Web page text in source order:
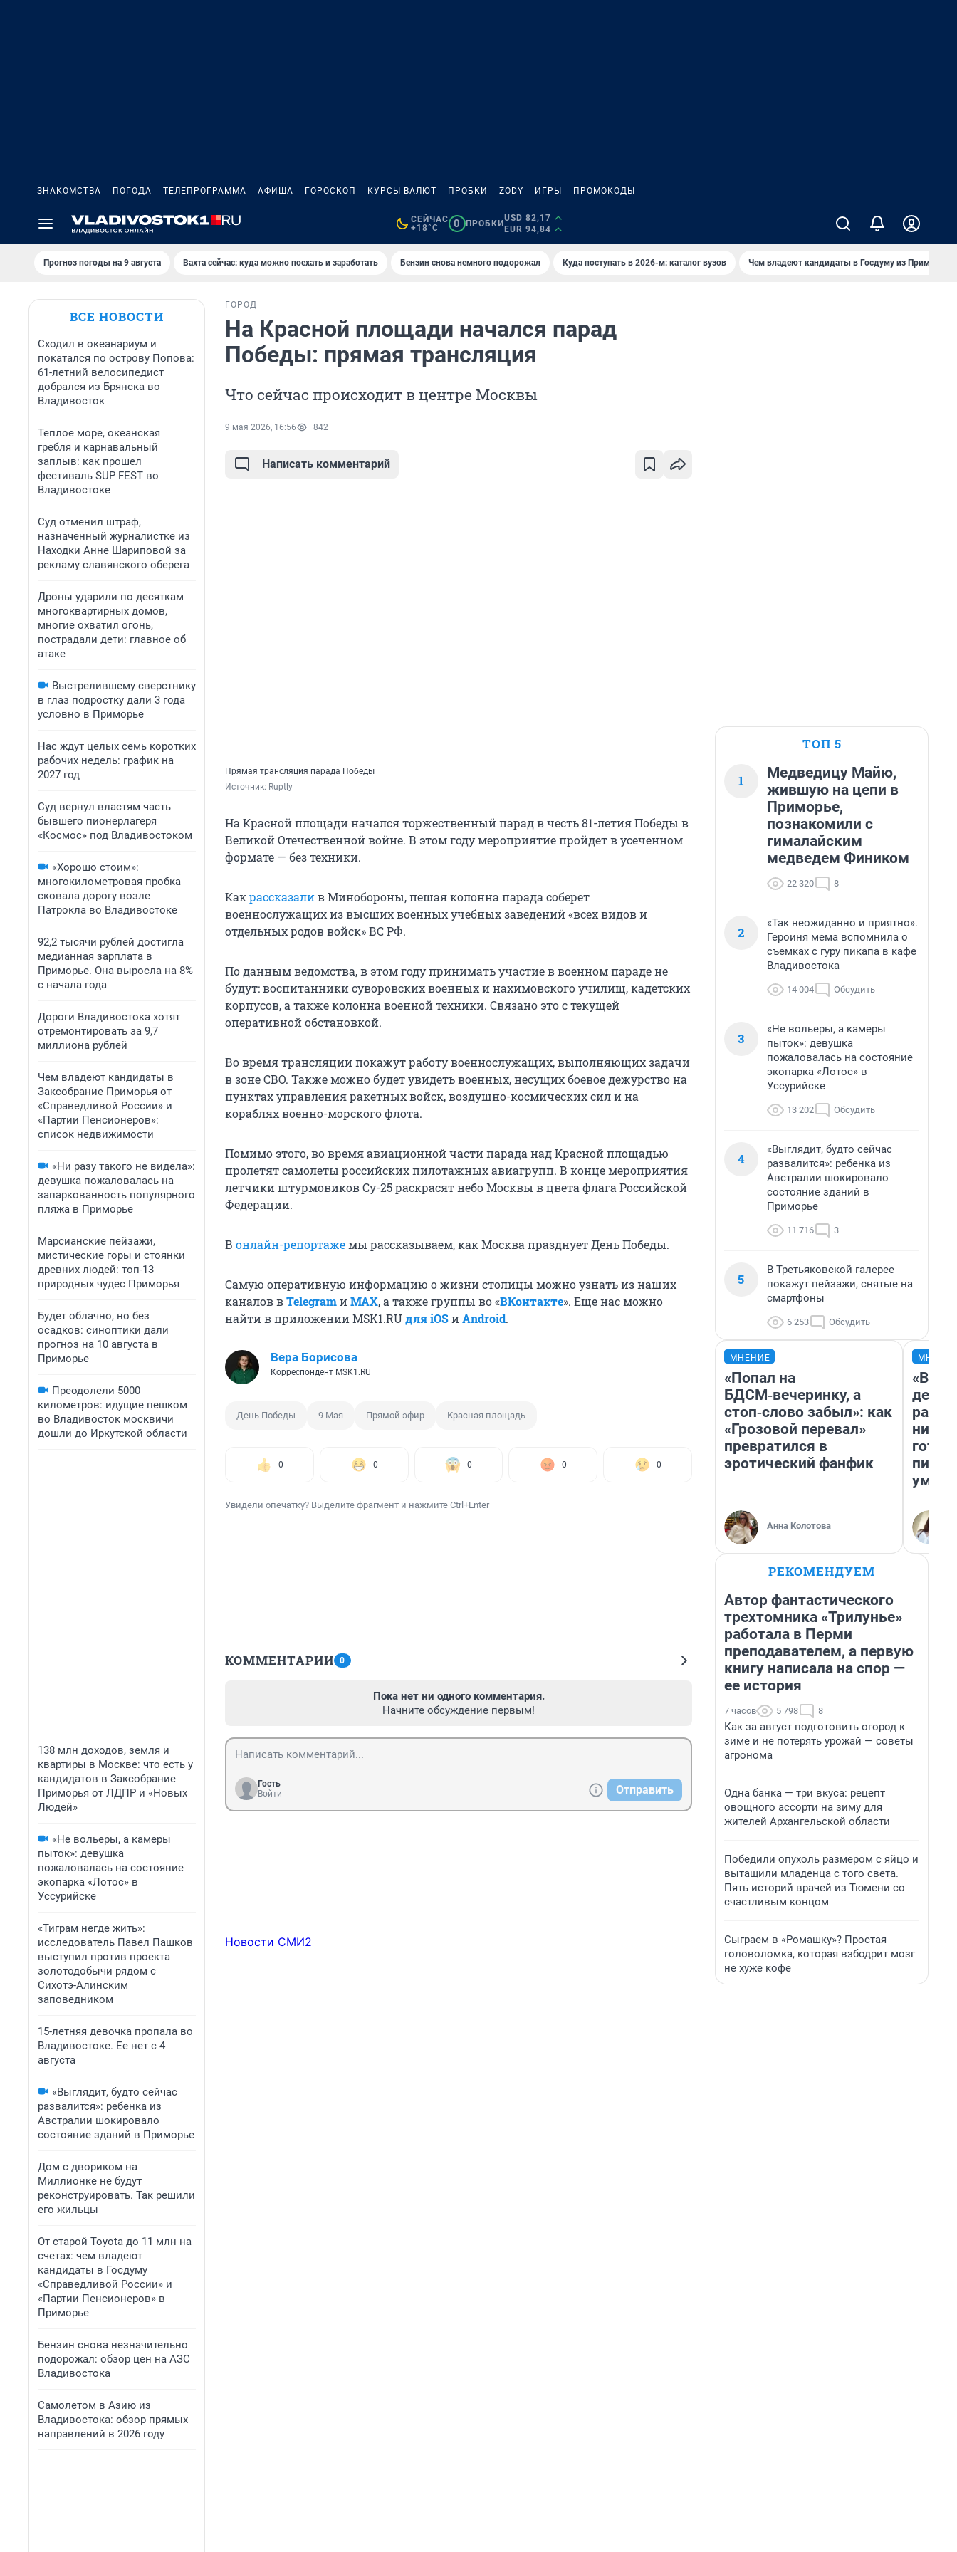
ЗНАКОМСТВА ПОГОДА ТЕЛЕПРОГРАММА АФИША ГОРОСКОП КУРСЫ ВАЛЮТ ПРОБКИ ZODY ИГРЫ ПРОМОКОДЫ
СЕЙЧАС
+18°C
0 ПРОБКИ
USD 82,17
EUR 94,84
Прогноз погоды на 9 августа Вахта сейчас: куда можно поехать и заработать Бензин снова немного подорожал Куда поступать в 2026-м: каталог вузов Чем владеют кандидаты в Госдуму из Приморья
ВСЕ НОВОСТИ
Сходил в океанариум и
покатался по острову Попова:
61-летний велосипедист
добрался из Брянска во
Владивосток
Теплое море, океанская
гребля и карнавальный
заплыв: как прошел
фестиваль SUP FEST во
Владивостоке
Суд отменил штраф,
назначенный журналистке из
Находки Анне Шариповой за
рекламу славянского оберега
Дроны ударили по десяткам
многоквартирных домов,
многие охватил огонь,
пострадали дети: главное об
атаке
Выстрелившему сверстнику
в глаз подростку дали 3 года
условно в Приморье
Нас ждут целых семь коротких
рабочих недель: график на
2027 год
Суд вернул властям часть
бывшего пионерлагеря
«Космос» под Владивостоком
«Хорошо стоим»:
многокилометровая пробка
сковала дорогу возле
Патрокла во Владивостоке
92,2 тысячи рублей достигла
медианная зарплата в
Приморье. Она выросла на 8%
с начала года
Дороги Владивостока хотят
отремонтировать за 9,7
миллиона рублей
Чем владеют кандидаты в
Заксобрание Приморья от
«Справедливой России» и
«Партии Пенсионеров»:
список недвижимости
«Ни разу такого не видела»:
девушка пожаловалась на
запаркованность популярного
пляжа в Приморье
Марсианские пейзажи,
мистические горы и стоянки
древних людей: топ-13
природных чудес Приморья
Будет облачно, но без
осадков: синоптики дали
прогноз на 10 августа в
Приморье
Преодолели 5000
километров: идущие пешком
во Владивосток москвичи
дошли до Иркутской области
138 млн доходов, земля и
квартиры в Москве: что есть у
кандидатов в Заксобрание
Приморья от ЛДПР и «Новых
Людей»
«Не вольеры, а камеры
пыток»: девушка
пожаловалась на состояние
экопарка «Лотос» в
Уссурийске
«Тиграм негде жить»:
исследователь Павел Пашков
выступил против проекта
золотодобычи рядом с
Сихотэ-Алинским
заповедником
15-летняя девочка пропала во
Владивостоке. Ее нет с 4
августа
«Выглядит, будто сейчас
развалится»: ребенка из
Австралии шокировало
состояние зданий в Приморье
Дом с двориком на
Миллионке не будут
реконструировать. Так решили
его жильцы
От старой Toyota до 11 млн на
счетах: чем владеют
кандидаты в Госдуму
«Справедливой России» и
«Партии Пенсионеров» в
Приморье
Бензин снова незначительно
подорожал: обзор цен на АЗС
Владивостока
Самолетом в Азию из
Владивостока: обзор прямых
направлений в 2026 году
ГОРОД
На Красной площади начался парад
Победы: прямая трансляция
Что сейчас происходит в центре Москвы
9 мая 2026, 16:56 842
Написать комментарий
Прямая трансляция парада Победы
Источник: Ruptly
На Красной площади начался торжественный парад в честь 81-летия Победы в
Великой Отечественной войне. В этом году мероприятие пройдет в усеченном
формате — без техники.
Какрассказалив Минобороны, пешая колонна парада соберет
военнослужащих из высших военных учебных заведений «всех видов и
отдельных родов войск» ВС РФ.
По данным ведомства, в этом году принимать участие в военном параде не
будут: воспитанники суворовских военных и нахимовского училищ, кадетских
корпусов, а также колонна военной техники. Связано это с текущей
оперативной обстановкой.
Во время трансляции покажут работу военнослужащих, выполняющих задачи
в зоне СВО. Также можно будет увидеть военных, несущих боевое дежурство на
пунктах управления ракетных войск, воздушно-космических сил и на
кораблях военно-морского флота.
Помимо этого, во время авиационной части парада над Красной площадью
пролетят самолеты российских пилотажных авиагрупп. В конце мероприятия
летчики штурмовиков Су-25 раскрасят небо Москвы в цвета флага Российской
Федерации.
В онлайн-репортажемы рассказываем, как Москва празднует День Победы.
Самую оперативную информацию о жизни столицы можно узнать из наших
каналов вTelegramиMAX, а также группы во «ВКонтакте». Еще нас можно
найти в приложении MSK1.RUдля iOSиAndroid.
Вера Борисова
Корреспондент MSK1.RU
День Победы 9 Мая Прямой эфир Красная площадь
0 0 0 0 0
Увидели опечатку? Выделите фрагмент и нажмите Ctrl+Enter
КОММЕНТАРИИ 0
Пока нет ни одного комментария.
Начните обсуждение первым!
Гость
Войти
Отправить
Новости СМИ2
ТОП 5
1
Медведицу Майю,
жившую на цепи в
Приморье,
познакомили с
гималайским
медведем Фиником
22 320 8
2
«Так неожиданно и приятно».
Героиня мема вспомнила о
съемках с гуру пикапа в кафе
Владивостока
14 004 Обсудить
3
«Не вольеры, а камеры
пыток»: девушка
пожаловалась на состояние
экопарка «Лотос» в
Уссурийске
13 202 Обсудить
4
«Выглядит, будто сейчас
развалится»: ребенка из
Австралии шокировало
состояние зданий в
Приморье
11 716 3
5
В Третьяковской галерее
покажут пейзажи, снятые на
смартфоны
6 253 Обсудить
МНЕНИЕ
«Попал на
БДСМ‑вечеринку, а
стоп‑слово забыл»: как
«Грозовой перевал»
превратился в
эротический фанфик
Анна Колотова
РЕКОМЕНДУЕМ
Автор фантастического
трехтомника «Трилунье»
работала в Перми
преподавателем, а первую
книгу написала на спор —
ее история
7 часов 5 798 8
Как за август подготовить огород к
зиме и не потерять урожай — советы
агронома
Одна банка — три вкуса: рецепт
овощного ассорти на зиму для
жителей Архангельской области
Победили опухоль размером с яйцо и
вытащили младенца с того света.
Пять историй врачей из Тюмени со
счастливым концом
Сыграем в «Ромашку»? Простая
головоломка, которая взбодрит мозг
не хуже кофе